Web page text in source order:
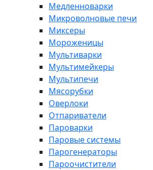
Медленноварки
Микроволновые печи
Миксеры
Мороженицы
Мультиварки
Мультимейкеры
Мультипечи
Мясорубки
Оверлоки
Отпариватели
Пароварки
Паровые системы
Парогенераторы
Пароочистители